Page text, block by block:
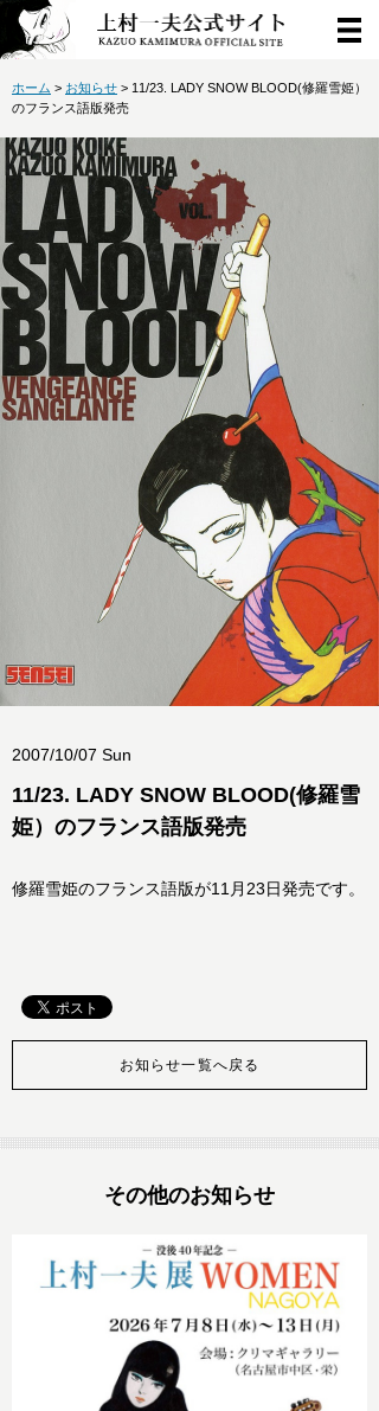
ホーム > お知らせ > 11/23. LADY SNOW BLOOD(修羅雪姫）
のフランス語版発売
2007/10/07 Sun
11/23. LADY SNOW BLOOD(修羅雪
姫）のフランス語版発売
修羅雪姫のフランス語版が11月23日発売です。
お知らせ一覧へ戻る
その他のお知らせ